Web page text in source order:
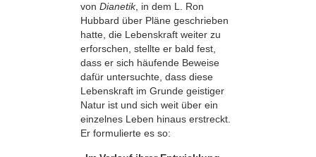
von Dianetik, in dem L. Ron
Hubbard über Pläne geschrieben
hatte, die Lebenskraft weiter zu
erforschen, stellte er bald fest,
dass er sich häufende Beweise
dafür untersuchte, dass diese
Lebenskraft im Grunde geistiger
Natur ist und sich weit über ein
einzelnes Leben hinaus erstreckt.
Er formulierte es so: